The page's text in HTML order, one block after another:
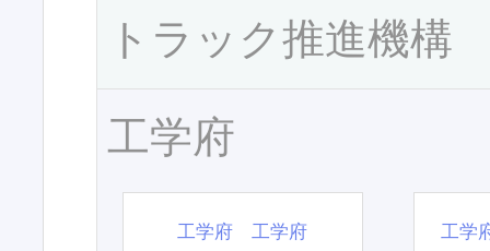
トラック推進機構
工学府
工学府 工学府 工学